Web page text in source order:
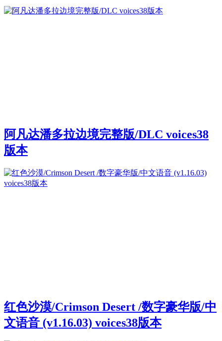
阿凡达潘多拉边境完整版/DLC voices38
版本
红色沙漠/Crimson Desert /数字豪华版/中
文语音 (v1.16.03) voices38版本